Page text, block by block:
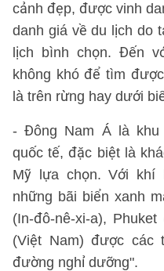
cảnh đẹp, được vinh
danh giá về du lịch do
lịch bình chọn. Đến
không khó để tìm
là trên rừng hay dưới
- Đông Nam Á là khu
quốc tế, đặc biệt là
Mỹ lựa chọn. Với khí
những bãi biển xanh
(In-đô-nê-xi-a),
(Việt Nam) được
đường nghỉ dưỡng".